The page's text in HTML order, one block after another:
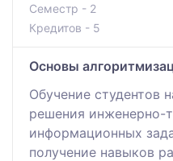
Семестр - 2
Кредитов - 5
Основы
Обучение студентов
решения инженерно-
информационных
получение навыков